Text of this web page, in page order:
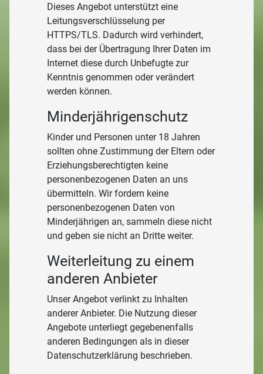
Dieses Angebot unterstützt eine
Leitungsverschlüsselung per
HTTPS/TLS. Dadurch wird verhindert,
dass bei der Übertragung Ihrer Daten im
Internet diese durch Unbefugte zur
Kenntnis genommen oder verändert
werden können.
Minderjährigenschutz
Kinder und Personen unter 18 Jahren
sollten ohne Zustimmung der Eltern oder
Erziehungsberechtigten keine
personenbezogenen Daten an uns
übermitteln. Wir fordern keine
personenbezogenen Daten von
Minderjährigen an, sammeln diese nicht
und geben sie nicht an Dritte weiter.
Weiterleitung zu einem
anderen Anbieter
Unser Angebot verlinkt zu Inhalten
anderer Anbieter. Die Nutzung dieser
Angebote unterliegt gegebenenfalls
anderen Bedingungen als in dieser
Datenschutzerklärung beschrieben.